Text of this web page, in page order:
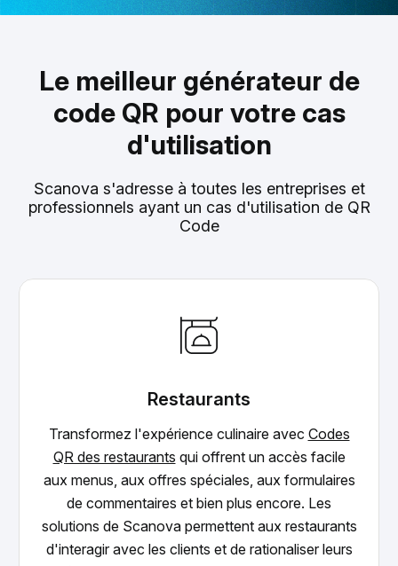
Le meilleur générateur de
code QR pour votre cas
d'utilisation
Scanova s'adresse à toutes les entreprises et
professionnels ayant un cas d'utilisation de QR
Code
Restaurants
Transformez l'expérience culinaire avec Codes
QR des restaurants qui offrent un accès facile
aux menus, aux offres spéciales, aux formulaires
de commentaires et bien plus encore. Les
solutions de Scanova permettent aux restaurants
d'interagir avec les clients et de rationaliser leurs